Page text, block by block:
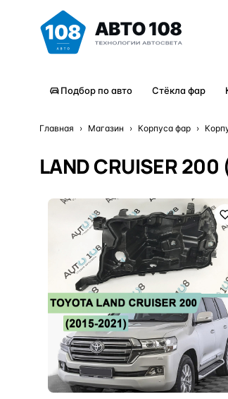
Подбор по авто Стёкла фар
Главная › Магазин › Корпуса фар ›
LAND CRUISER